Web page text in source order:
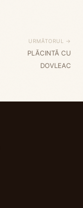
URMĂTORUL →
PLĂCINTĂ CU
DOVLEAC